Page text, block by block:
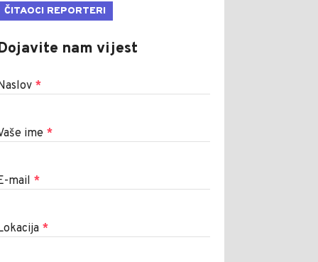
ČITAOCI REPORTERI
nam vijest
*
ime *
mail *
*